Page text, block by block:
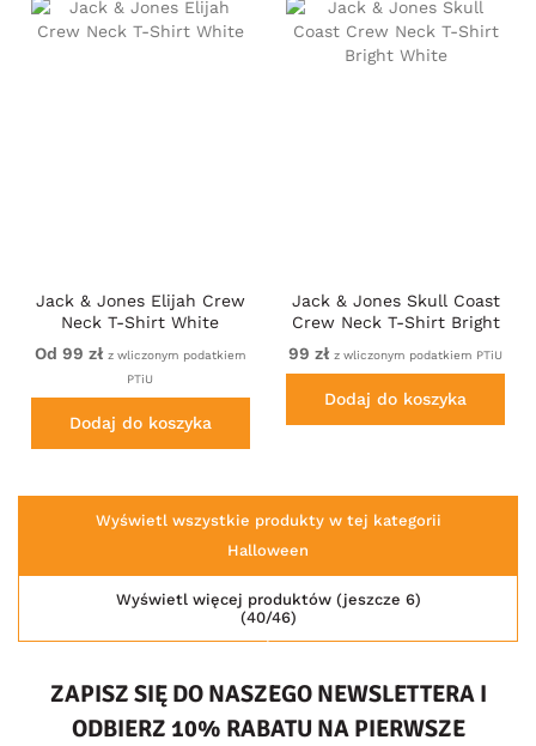
Jack & Jones Elijah Crew
Neck T-Shirt White
Od 99 zł z wliczonym podatkiem
PTiU
Dodaj do koszyka
Jack & Jones Skull Coast
Crew Neck T-Shirt Bright
99 zł z wliczonym podatkiem PTiU
Dodaj do koszyka
Wyświetl wszystkie produkty w tej kategorii
Halloween
(40/46)
Wyświetl więcej produktów (jeszcze 6)
ZAPISZ SIĘ DO NASZEGO NEWSLETTERA I
ODBIERZ 10% RABATU NA PIERWSZE